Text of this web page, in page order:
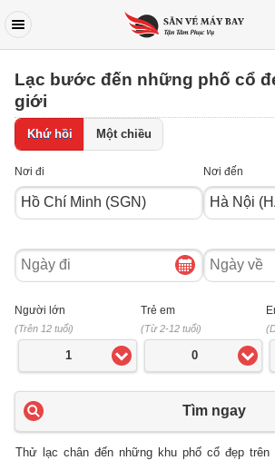
Lạc bước đến những phố cổ
giới
Khứ hồi Một chiều
Nơi đi Nơi đến
Ngày
đi
Ngày
về
Người lớn
(Trên 12 tuổi)
1
Trẻ em
(Từ 2-12 tuổi)
0
Tìm ngay
Thử lạc chân đến những khu phố cổ đẹp